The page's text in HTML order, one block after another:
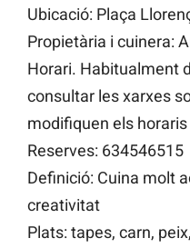
Ubicació: Plaça
Propietària i cuinera:
Horari. Habitualment
consultar les xarxes
modifiquen els horaris
Reserves: 634546515
Definició: Cuina molt
creativitat
Plats: tapes, carn,